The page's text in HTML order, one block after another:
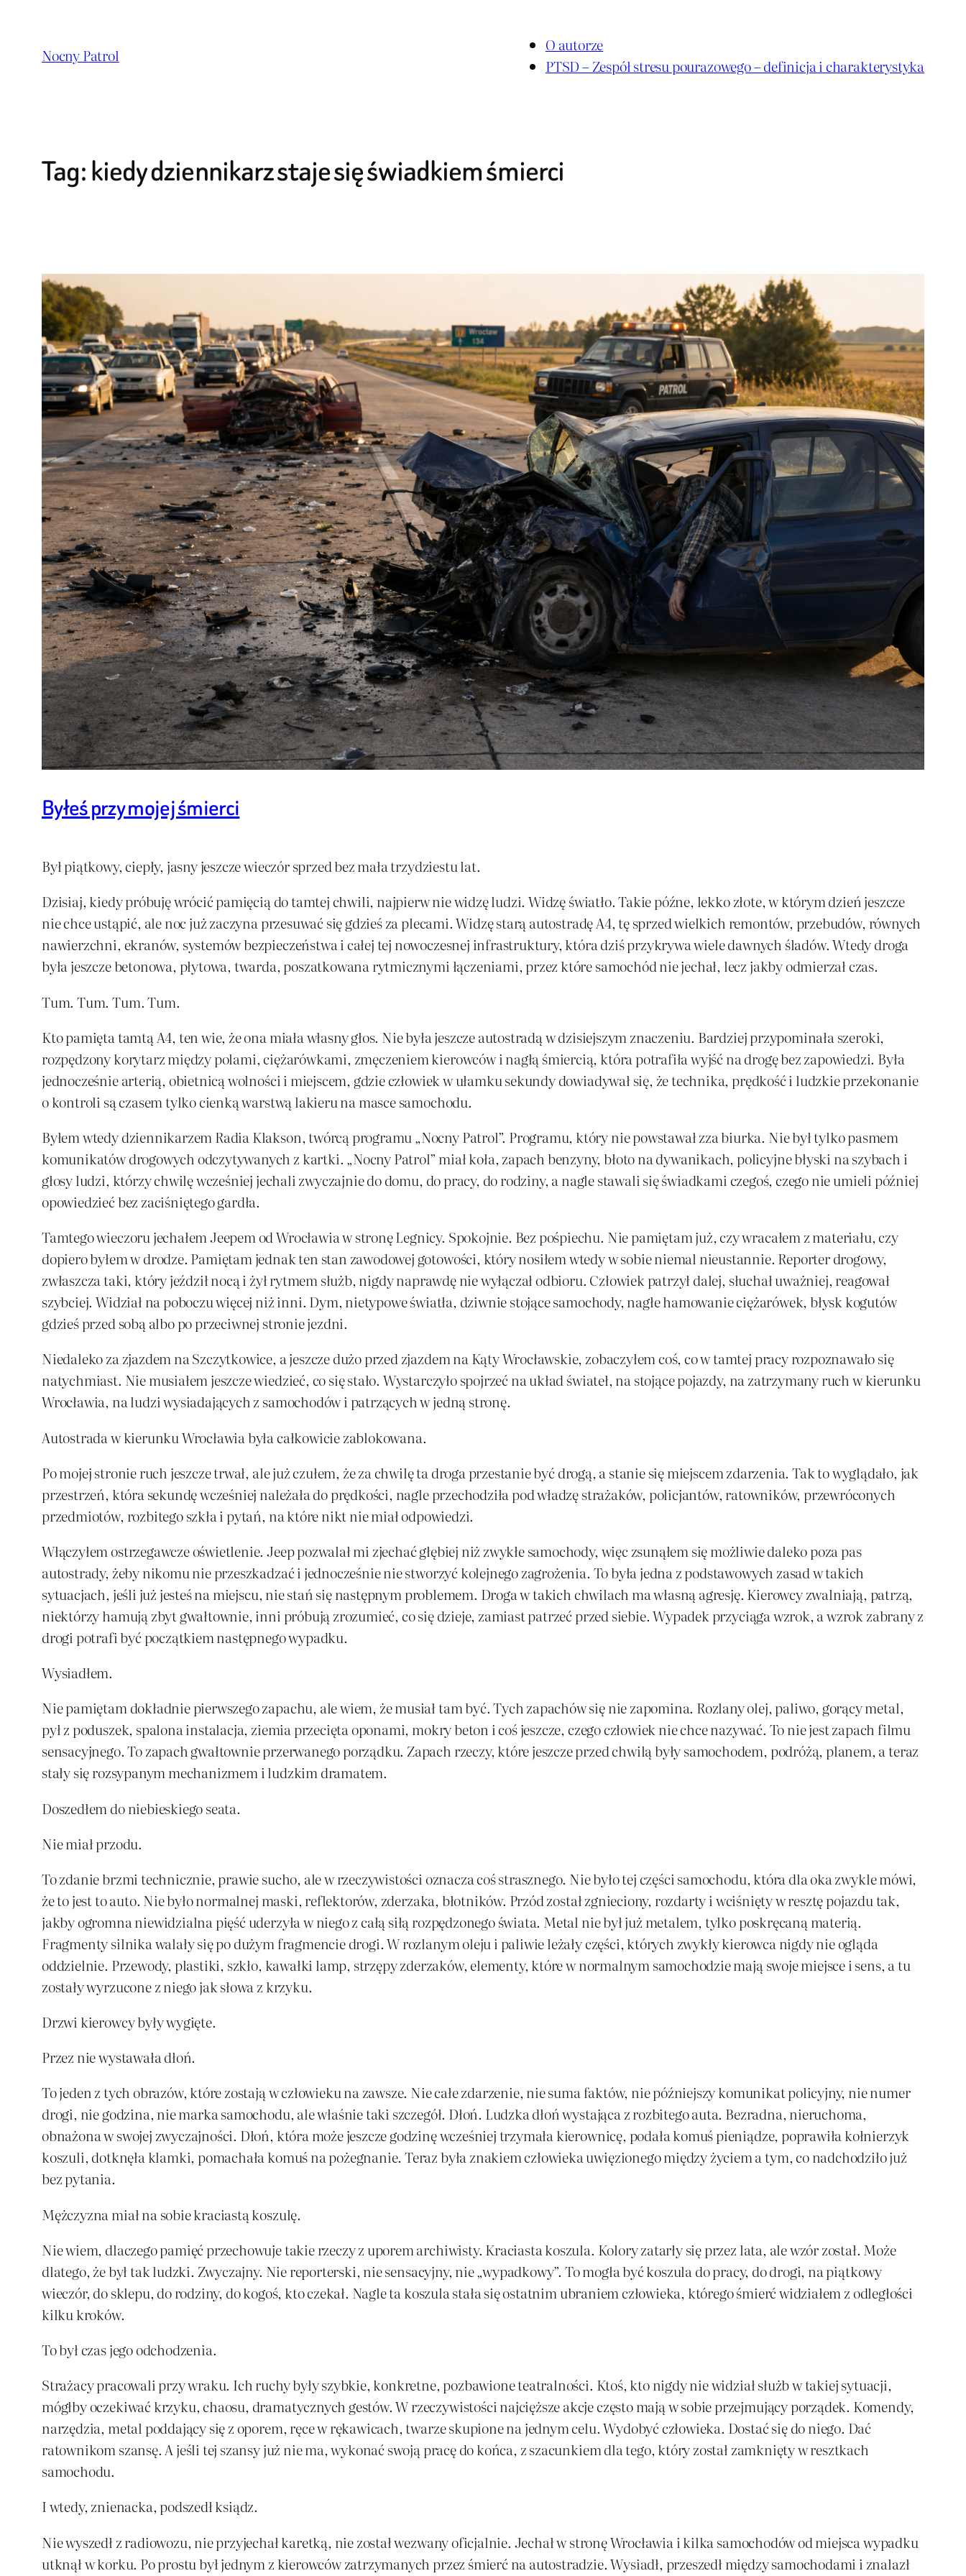
Nocny Patrol
O autorze
PTSD – Zespół stresu pourazowego – definicja i charakterystyka
Tag:kiedy dziennikarz staje się świadkiem śmierci
Byłeś przy mojej śmierci
Był piątkowy, ciepły, jasny jeszcze wieczór sprzed bez mała trzydziestu lat.
Dzisiaj, kiedy próbuję wrócić pamięcią do tamtej chwili, najpierw nie widzę ludzi. Widzę światło. Takie późne, lekko złote, w którym dzień jeszcze
nie chce ustąpić, ale noc już zaczyna przesuwać się gdzieś za plecami. Widzę starą autostradę A4, tę sprzed wielkich remontów, przebudów, równych
nawierzchni, ekranów, systemów bezpieczeństwa i całej tej nowoczesnej infrastruktury, która dziś przykrywa wiele dawnych śladów. Wtedy droga
była jeszcze betonowa, płytowa, twarda, poszatkowana rytmicznymi łączeniami, przez które samochód nie jechał, lecz jakby odmierzał czas.
Tum. Tum. Tum. Tum.
Kto pamięta tamtą A4, ten wie, że ona miała własny głos. Nie była jeszcze autostradą w dzisiejszym znaczeniu. Bardziej przypominała szeroki,
rozpędzony korytarz między polami, ciężarówkami, zmęczeniem kierowców i nagłą śmiercią, która potrafiła wyjść na drogę bez zapowiedzi. Była
jednocześnie arterią, obietnicą wolności i miejscem, gdzie człowiek w ułamku sekundy dowiadywał się, że technika, prędkość i ludzkie przekonanie
o kontroli są czasem tylko cienką warstwą lakieru na masce samochodu.
Byłem wtedy dziennikarzem Radia Klakson, twórcą programu „Nocny Patrol”. Programu, który nie powstawał zza biurka. Nie był tylko pasmem
komunikatów drogowych odczytywanych z kartki. „Nocny Patrol” miał koła, zapach benzyny, błoto na dywanikach, policyjne błyski na szybach i
głosy ludzi, którzy chwilę wcześniej jechali zwyczajnie do domu, do pracy, do rodziny, a nagle stawali się świadkami czegoś, czego nie umieli później
opowiedzieć bez zaciśniętego gardła.
Tamtego wieczoru jechałem Jeepem od Wrocławia w stronę Legnicy. Spokojnie. Bez pośpiechu. Nie pamiętam już, czy wracałem z materiału, czy
dopiero byłem w drodze. Pamiętam jednak ten stan zawodowej gotowości, który nosiłem wtedy w sobie niemal nieustannie. Reporter drogowy,
zwłaszcza taki, który jeździł nocą i żył rytmem służb, nigdy naprawdę nie wyłączał odbioru. Człowiek patrzył dalej, słuchał uważniej, reagował
szybciej. Widział na poboczu więcej niż inni. Dym, nietypowe światła, dziwnie stojące samochody, nagłe hamowanie ciężarówek, błysk kogutów
gdzieś przed sobą albo po przeciwnej stronie jezdni.
Niedaleko za zjazdem na Szczytkowice, a jeszcze dużo przed zjazdem na Kąty Wrocławskie, zobaczyłem coś, co w tamtej pracy rozpoznawało się
natychmiast. Nie musiałem jeszcze wiedzieć, co się stało. Wystarczyło spojrzeć na układ świateł, na stojące pojazdy, na zatrzymany ruch w kierunku
Wrocławia, na ludzi wysiadających z samochodów i patrzących w jedną stronę.
Autostrada w kierunku Wrocławia była całkowicie zablokowana.
Po mojej stronie ruch jeszcze trwał, ale już czułem, że za chwilę ta droga przestanie być drogą, a stanie się miejscem zdarzenia. Tak to wyglądało, jak
przestrzeń, która sekundę wcześniej należała do prędkości, nagle przechodziła pod władzę strażaków, policjantów, ratowników, przewróconych
przedmiotów, rozbitego szkła i pytań, na które nikt nie miał odpowiedzi.
Włączyłem ostrzegawcze oświetlenie. Jeep pozwalał mi zjechać głębiej niż zwykłe samochody, więc zsunąłem się możliwie daleko poza pas
autostrady, żeby nikomu nie przeszkadzać i jednocześnie nie stworzyć kolejnego zagrożenia. To była jedna z podstawowych zasad w takich
sytuacjach, jeśli już jesteś na miejscu, nie stań się następnym problemem. Droga w takich chwilach ma własną agresję. Kierowcy zwalniają, patrzą,
niektórzy hamują zbyt gwałtownie, inni próbują zrozumieć, co się dzieje, zamiast patrzeć przed siebie. Wypadek przyciąga wzrok, a wzrok zabrany z
drogi potrafi być początkiem następnego wypadku.
Wysiadłem.
Nie pamiętam dokładnie pierwszego zapachu, ale wiem, że musiał tam być. Tych zapachów się nie zapomina. Rozlany olej, paliwo, gorący metal,
pył z poduszek, spalona instalacja, ziemia przecięta oponami, mokry beton i coś jeszcze, czego człowiek nie chce nazywać. To nie jest zapach filmu
sensacyjnego. To zapach gwałtownie przerwanego porządku. Zapach rzeczy, które jeszcze przed chwilą były samochodem, podróżą, planem, a teraz
stały się rozsypanym mechanizmem i ludzkim dramatem.
Doszedłem do niebieskiego seata.
Nie miał przodu.
To zdanie brzmi technicznie, prawie sucho, ale w rzeczywistości oznacza coś strasznego. Nie było tej części samochodu, która dla oka zwykle mówi,
że to jest to auto. Nie było normalnej maski, reflektorów, zderzaka, błotników. Przód został zgnieciony, rozdarty i wciśnięty w resztę pojazdu tak,
jakby ogromna niewidzialna pięść uderzyła w niego z całą siłą rozpędzonego świata. Metal nie był już metalem, tylko poskręcaną materią.
Fragmenty silnika walały się po dużym fragmencie drogi. W rozlanym oleju i paliwie leżały części, których zwykły kierowca nigdy nie ogląda
oddzielnie. Przewody, plastiki, szkło, kawałki lamp, strzępy zderzaków, elementy, które w normalnym samochodzie mają swoje miejsce i sens, a tu
zostały wyrzucone z niego jak słowa z krzyku.
Drzwi kierowcy były wygięte.
Przez nie wystawała dłoń.
To jeden z tych obrazów, które zostają w człowieku na zawsze. Nie całe zdarzenie, nie suma faktów, nie późniejszy komunikat policyjny, nie numer
drogi, nie godzina, nie marka samochodu, ale właśnie taki szczegół. Dłoń. Ludzka dłoń wystająca z rozbitego auta. Bezradna, nieruchoma,
obnażona w swojej zwyczajności. Dłoń, która może jeszcze godzinę wcześniej trzymała kierownicę, podała komuś pieniądze, poprawiła kołnierzyk
koszuli, dotknęła klamki, pomachała komuś na pożegnanie. Teraz była znakiem człowieka uwięzionego między życiem a tym, co nadchodziło już
bez pytania.
Mężczyzna miał na sobie kraciastą koszulę.
Nie wiem, dlaczego pamięć przechowuje takie rzeczy z uporem archiwisty. Kraciasta koszula. Kolory zatarły się przez lata, ale wzór został. Może
dlatego, że był tak ludzki. Zwyczajny. Nie reporterski, nie sensacyjny, nie „wypadkowy”. To mogła być koszula do pracy, do drogi, na piątkowy
wieczór, do sklepu, do rodziny, do kogoś, kto czekał. Nagle ta koszula stała się ostatnim ubraniem człowieka, którego śmierć widziałem z odległości
kilku kroków.
To był czas jego odchodzenia.
Strażacy pracowali przy wraku. Ich ruchy były szybkie, konkretne, pozbawione teatralności. Ktoś, kto nigdy nie widział służb w takiej sytuacji,
mógłby oczekiwać krzyku, chaosu, dramatycznych gestów. W rzeczywistości najcięższe akcje często mają w sobie przejmujący porządek. Komendy,
narzędzia, metal poddający się z oporem, ręce w rękawicach, twarze skupione na jednym celu. Wydobyć człowieka. Dostać się do niego. Dać
ratownikom szansę. A jeśli tej szansy już nie ma, wykonać swoją pracę do końca, z szacunkiem dla tego, który został zamknięty w resztkach
samochodu.
I wtedy, znienacka, podszedł ksiądz.
Nie wyszedł z radiowozu, nie przyjechał karetką, nie został wezwany oficjalnie. Jechał w stronę Wrocławia i kilka samochodów od miejsca wypadku
utknął w korku. Po prostu był jednym z kierowców zatrzymanych przez śmierć na autostradzie. Wysiadł, przeszedł między samochodami i znalazł